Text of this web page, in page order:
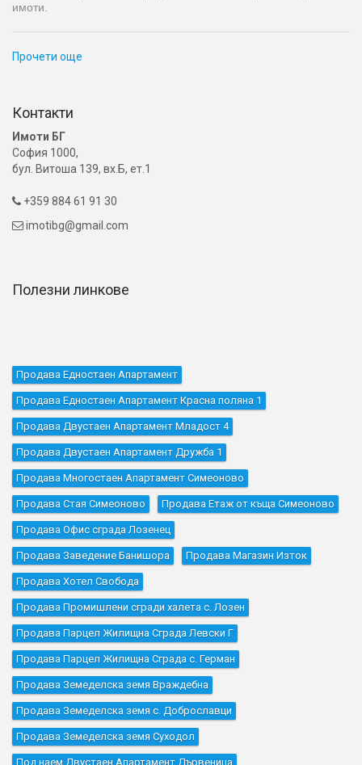
имоти.
Прочети още
Контакти
Имоти БГ
София 1000,
бул. Витоша 139, вх.Б, ет.1
 +359 884 61 91 30
 imotibg@gmail.com
Полезни линкове
Продава Едностаен Апартамент
Продава Едностаен Апартамент Красна поляна 1
Продава Двустаен Апартамент Младост 4
Продава Двустаен Апартамент Дружба 1
Продава Многостаен Апартамент Симеоново
Продава Стая Симеоново Продава Етаж от къща Симеоново
Продава Офис сграда Лозенец
Продава Заведение Банишора Продава Магазин Изток
Продава Хотел Свобода
Продава Промишлени сгради халета с. Лозен
Продава Парцел Жилищна Сграда Левски Г
Продава Парцел Жилищна Сграда с. Герман
Продава Земеделска земя Враждебна
Продава Земеделска земя с. Доброславци
Продава Земеделска земя Суходол
Под наем Двустаен Апартамент Дървеница